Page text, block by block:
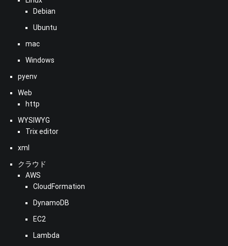
Debian
Ubuntu
mac
Windows
pyenv
Web
http
WYSIWYG
Trix editor
xml
クラウド
AWS
CloudFormation
DynamoDB
EC2
Lambda